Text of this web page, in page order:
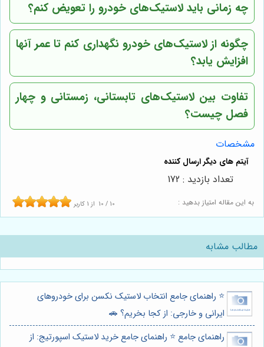
چه زمانی باید لاستیک‌های خودرو را تعویض کنم؟
چگونه از لاستیک‌های خودرو نگهداری کنم تا عمر آنها
افزایش یابد؟
تفاوت بین لاستیک‌های تابستانی، زمستانی و چهار
فصل چیست؟
مشخصات
به این مقاله امتیاز بدهید : 10 / 10 از 1 کاربر
تعداد بازدید : 172
مطالب مشابه
⭐️ راهنمای جامع انتخاب لاستیک نکسن برای خودروهای
ایرانی و خارجی: از کجا بخریم؟ 🚗
راهنمای جامع ⭐️ راهنمای جامع خرید لاستیک اسپورتیج: از